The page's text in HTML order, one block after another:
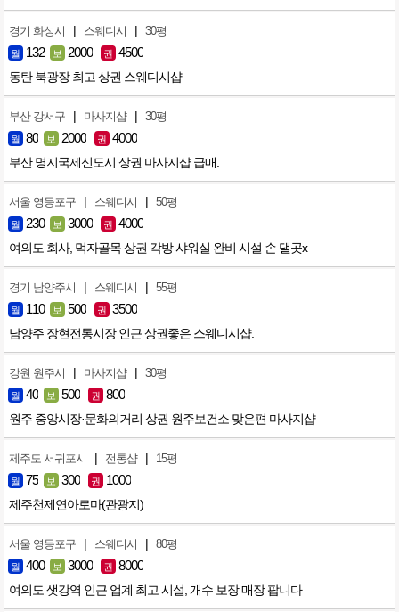
경기 화성시 | 스웨디시 | 30평
월 132 보 2000 권 4500
동탄 북광장 최고 상권 스웨디시샵
부산 강서구 | 마사지샵 | 30평
월 80 보 2000 권 4000
부산 명지국제신도시 상권 마사지샵 급매.
서울 영등포구 | 스웨디시 | 50평
월 230 보 3000 권 4000
여의도 회사, 먹자골목 상권 각방 샤워실 완비 시설 손 댈곳x
경기 남양주시 | 스웨디시 | 55평
월 110 보 500 권 3500
남양주 장현전통시장 인근 상권좋은 스웨디시샵.
강원 원주시 | 마사지샵 | 30평
월 40 보 500 권 800
원주 중앙시장·문화의거리 상권 원주보건소 맞은편 마사지샵
제주도 서귀포시 | 전통샵 | 15평
월 75 보 300 권 1000
제주천제연아로마(관광지)
서울 영등포구 | 스웨디시 | 80평
월 400 보 3000 권 8000
여의도 샛강역 인근 업계 최고 시설, 개수 보장 매장 팝니다